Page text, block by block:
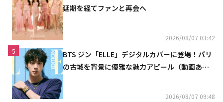
延期を経てファンと再会へ
2026/08/07 03:42
5
BTS ジン「ELLE」デジタルカバーに登場！パリ
の古城を背景に優雅な魅力アピール（動画あ
2026/08/07 09:48